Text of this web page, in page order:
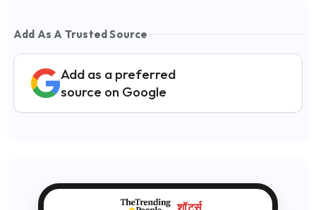
Add As A Trusted Source
Add as a preferred
source on Google
शॉर्ट्स